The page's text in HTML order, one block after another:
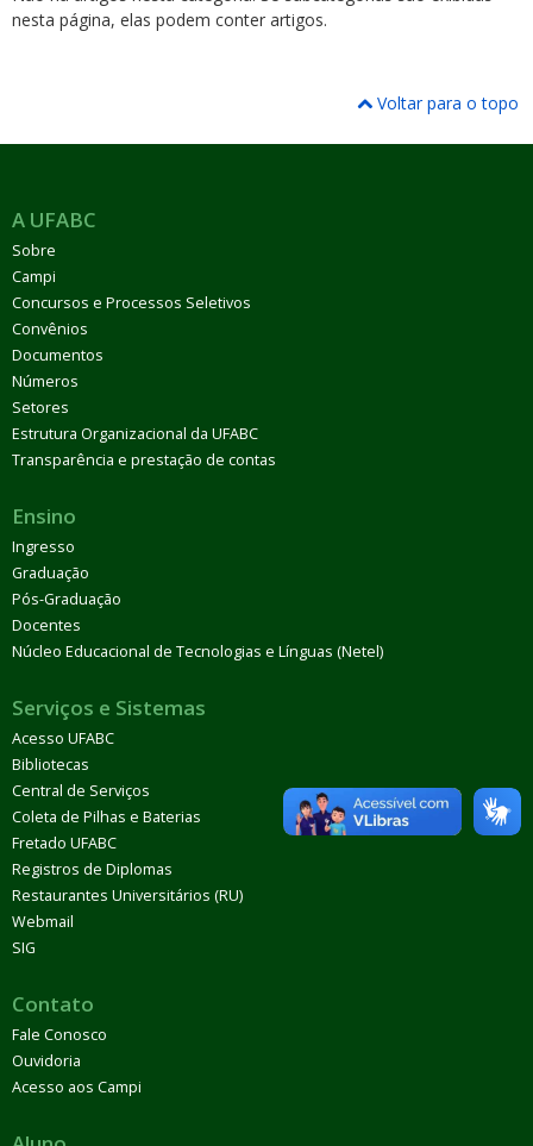
nesta página, elas podem conter artigos.
Voltar para o topo
A UFABC
Sobre
Campi
Concursos e Processos Seletivos
Convênios
Documentos
Números
Setores
Estrutura Organizacional da UFABC
Transparência e prestação de contas
Ensino
Ingresso
Graduação
Pós-Graduação
Docentes
Núcleo Educacional de Tecnologias e Línguas (Netel)
Serviços e Sistemas
Acesso UFABC
Bibliotecas
Central de Serviços
Coleta de Pilhas e Baterias
Fretado UFABC
Registros de Diplomas
Restaurantes Universitários (RU)
Webmail
SIG
Contato
Fale Conosco
Ouvidoria
Acesso aos Campi